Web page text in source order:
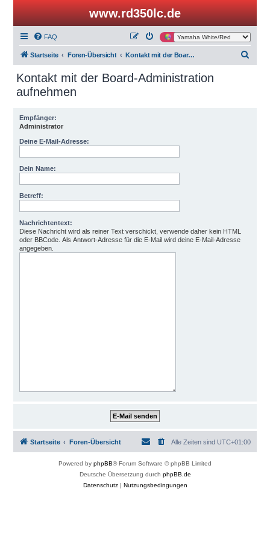
www.rd350lc.de
FAQ
Startseite Foren-Übersicht Kontakt mit der Board-Administration aufnehmen
Kontakt mit der Board-Administration
aufnehmen
Empfänger:
Administrator
Deine E-Mail-Adresse:
Dein Name:
Betreff:
Nachrichtentext:
Diese Nachricht wird als reiner Text verschickt, verwende daher kein HTML
oder BBCode. Als Antwort-Adresse für die E-Mail wird deine E-Mail-Adresse
angegeben.
Startseite Foren-Übersicht Alle Zeiten sind UTC+01:00
Powered by phpBB® Forum Software © phpBB Limited
Deutsche Übersetzung durch phpBB.de
Datenschutz| Nutzungsbedingungen